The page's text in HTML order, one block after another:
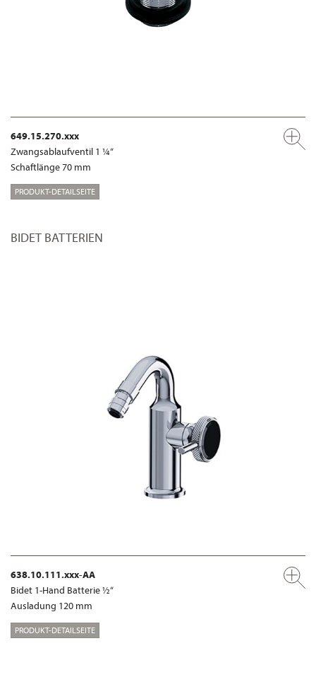
649.15.270.xxx
Zwangsablaufventil 1 ¼“
Schaftlänge 70 mm
PRODUKT-DETAILSEITE
BIDET BATTERIEN
638.10.111.xxx-AA
Bidet 1-Hand Batterie ½“
Ausladung 120 mm
PRODUKT-DETAILSEITE